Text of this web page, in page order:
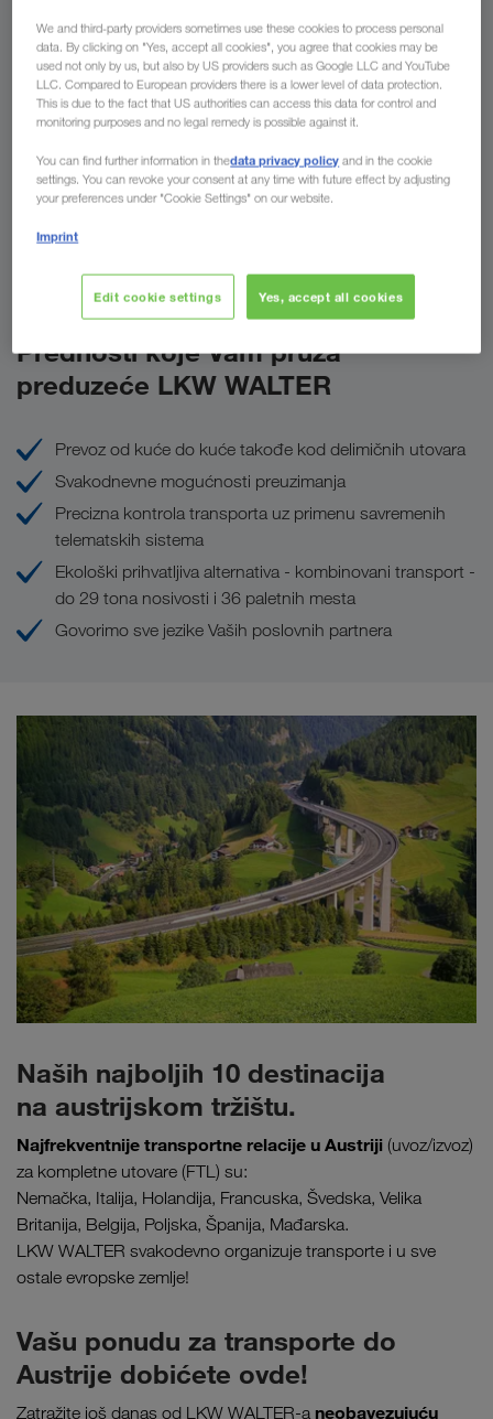
Za
Država
Pošaljite nam sada Vaš upit
Prednosti koje Vam pruža
preduzeće LKW WALTER
Prevoz od kuće do kuće takođe kod delimičnih utovara
Svakodnevne mogućnosti preuzimanja
Precizna kontrola transporta uz primenu savremenih
telematskih sistema
Ekološki prihvatljiva alternativa - kombinovani transport -
do 29 tona nosivosti i 36 paletnih mesta
Govorimo sve jezike Vaših poslovnih partnera
Naših najboljih 10 destinacija
na austrijskom tržištu.
Najfrekventnije transportne relacije u Austriji (uvoz/izvoz)
za kompletne utovare (FTL) su:
Nemačka, Italija, Holandija, Francuska, Švedska, Velika
Britanija, Belgija, Poljska, Španija, Mađarska.
LKW WALTER svakodevno organizuje transporte i u sve
ostale evropske zemlje!
Vašu ponudu za transporte do
Austrije dobićete ovde!
Zatražite još danas od LKW WALTER-a neobavezujuću
We and third-party providers sometimes use these cookies to process personal
data. By clicking on "Yes, accept all cookies", you agree that cookies may be
used not only by us, but also by US providers such as Google LLC and YouTube
LLC. Compared to European providers there is a lower level of data protection.
This is due to the fact that US authorities can access this data for control and
monitoring purposes and no legal remedy is possible against it.
You can find further information in thedata privacy policy and in the cookie
settings. You can revoke your consent at any time with future effect by adjusting
your preferences under "Cookie Settings" on our website.
Imprint
Edit cookie settings Yes, accept all cookies